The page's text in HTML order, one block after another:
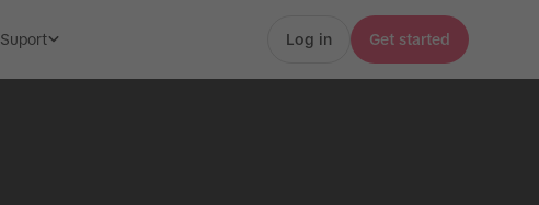
Suport Log in Get started